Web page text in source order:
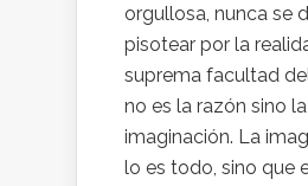
orgullosa, nunca se
pisotear por la
suprema facultad
no es la razón sino la
imaginación. La
lo es todo, sino que